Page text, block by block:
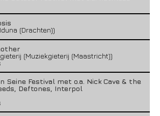
(Drachten))
(Muziekgieterij (Maastricht))
Seine Festival met o.a. Nick Cave & the
Deftones, Interpol